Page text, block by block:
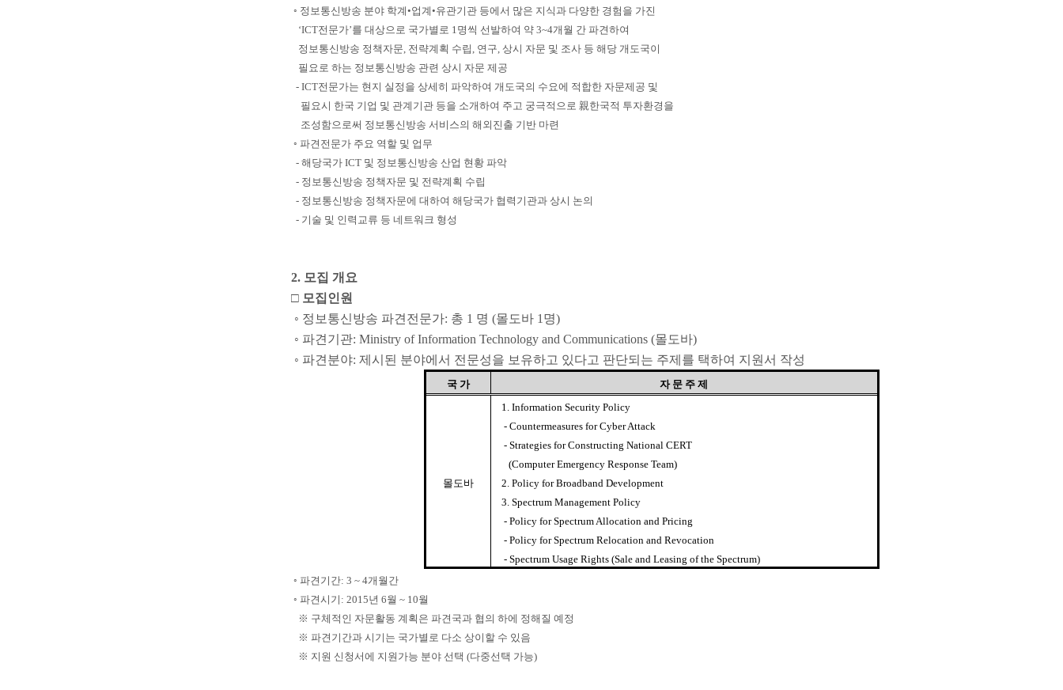
◦ 정보통신방송 분야 학계•업계•유관기관 등에서 많은 지식과 다양한 경험을 가진
‘ICT전문가’를 대상으로 국가별로 1명씩 선발하여 약 3~4개월 간 파견하여
정보통신방송 정책자문, 전략계획 수립, 연구, 상시 자문 및 조사 등 해당 개도국이
필요로 하는 정보통신방송 관련 상시 자문 제공
- ICT전문가는 현지 실정을 상세히 파악하여 개도국의 수요에 적합한 자문제공 및
필요시 한국 기업 및 관계기관 등을 소개하여 주고 궁극적으로 親한국적 투자환경을
조성함으로써 정보통신방송 서비스의 해외진출 기반 마련
◦ 파견전문가 주요 역할 및 업무
- 해당국가 ICT 및 정보통신방송 산업 현황 파악
- 정보통신방송 정책자문 및 전략계획 수립
- 정보통신방송 정책자문에 대하여 해당국가 협력기관과 상시 논의
- 기술 및 인력교류 등 네트워크 형성
2. 모집 개요
□ 모집인원
◦ 정보통신방송 파견전문가: 총 1 명 (몰도바 1명)
◦ 파견기관: Ministry of Information Technology and Communications (몰도바)
◦ 파견분야: 제시된 분야에서 전문성을 보유하고 있다고 판단되는 주제를 택하여 지원서 작성
국 가 자 문 주 제
몰도바
1. Information Security Policy
- Countermeasures for Cyber Attack
- Strategies for Constructing National CERT
(Computer Emergency Response Team)
2. Policy for Broadband Development
3. Spectrum Management Policy
- Policy for Spectrum Allocation and Pricing
- Policy for Spectrum Relocation and Revocation
- Spectrum Usage Rights (Sale and Leasing of the Spectrum)
◦ 파견기간: 3 ~ 4개월간
◦ 파견시기: 2015년 6월 ~ 10월
※ 구체적인 자문활동 계획은 파견국과 협의 하에 정해질 예정
※ 파견기간과 시기는 국가별로 다소 상이할 수 있음
※ 지원 신청서에 지원가능 분야 선택 (다중선택 가능)